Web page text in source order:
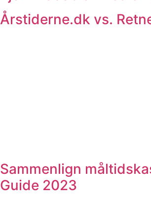
Årstiderne.dk vs.
Sammenlign
Guide 2023